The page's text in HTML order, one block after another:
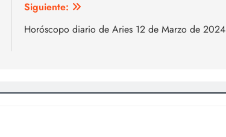
Siguiente:
Horóscopo diario de Aries 12 de Marzo de 2024